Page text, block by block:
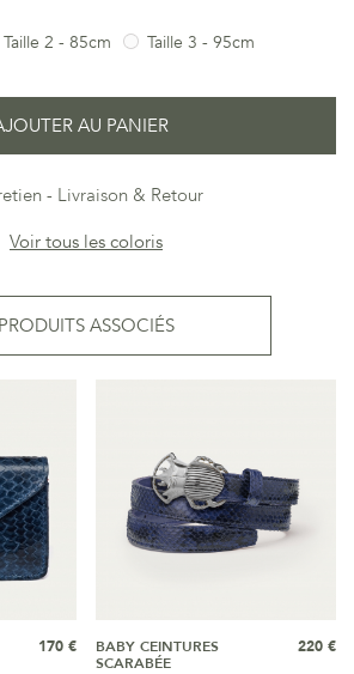
Taille 2 - 85cm Taille 3 - 95cm
AU PANIER
Livraison & Retour
Voir tous les coloris
PRODUITS ASSOCIÉS
170 €
BABY CEINTURES
SCARABÉE
220 €